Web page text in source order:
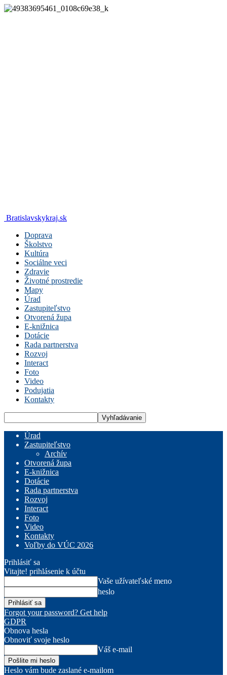
Bratislavskykraj.sk
Doprava
Školstvo
Kultúra
Sociálne veci
Zdravie
Životné prostredie
Mapy
Úrad
Zastupiteľstvo
Otvorená župa
E-knižnica
Dotácie
Rada partnerstva
Rozvoj
Interact
Foto
Video
Podujatia
Kontakty
Úrad
Zastupiteľstvo
Archív
Otvorená župa
E-knižnica
Dotácie
Rada partnerstva
Rozvoj
Interact
Foto
Video
Kontakty
Voľby do VÚC 2026
Prihlásiť sa
Vitajte! prihlásenie k účtu
Vaše užívateľské meno
heslo
Forgot your password? Get help
GDPR
Obnova hesla
Obnoviť svoje heslo
Váš e-mail
Heslo vám bude zaslané e-mailom